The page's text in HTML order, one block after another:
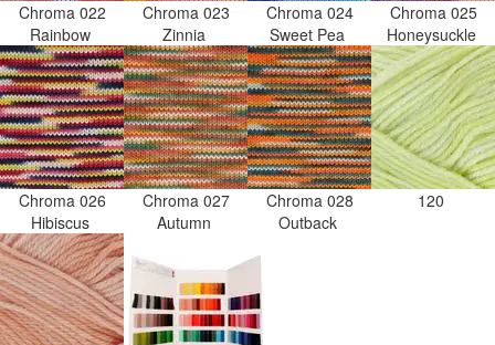
Chroma 022
Rainbow
Chroma 023
Zinnia
Chroma 024
Sweet Pea
Chroma 025
Honeysuckle
Chroma 026
Hibiscus
Chroma 027
Autumn
Chroma 028
Outback
120